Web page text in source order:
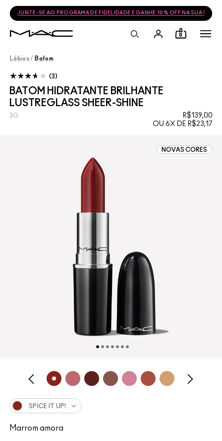
FRETE GRÁTIS NAS COMPRAS ACIMA DE R$399
0
Lábios / Batom
BATOM HIDRATANTE BRILHANTE
LUSTREGLASS SHEER-SHINE
R$139,00
OU 6X DE R$23,17
3G
3
NOVAS CORES
SPICE IT UP!
Marrom amora